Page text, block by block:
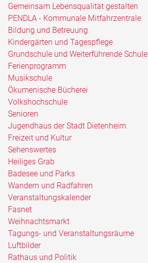
Gemeinsam Lebensqualität gestalten
PENDLA - Kommunale Mitfahrzentrale
Bildung und Betreuung
Kindergärten und Tagespflege
Grundschule und Weiterführende Schule
Ferienprogramm
Musikschule
Ökumenische Bücherei
Volkshochschule
Senioren
Jugendhaus der Stadt Dietenheim
Freizeit und Kultur
Sehenswertes
Heiliges Grab
Badesee und Parks
Wandern und Radfahren
Veranstaltungskalender
Fasnet
Weihnachtsmarkt
Tagungs- und Veranstaltungsräume
Luftbilder
Rathaus und Politik